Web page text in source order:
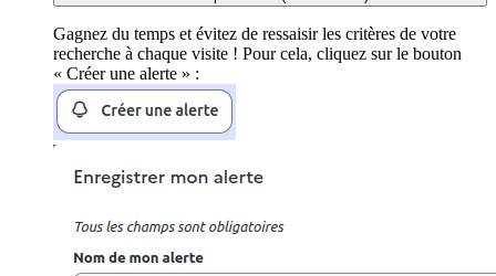
Gagnez du temps et évitez de ressaisir les critères de votre
recherche à chaque visite ! Pour cela, cliquez sur le bouton
« Créer une alerte » :